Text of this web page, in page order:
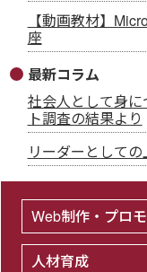
【動画教材】
座
最新コラム
社会人として身
ト調査の結果より
リーダーとして
Web制作・プロ
人材育成